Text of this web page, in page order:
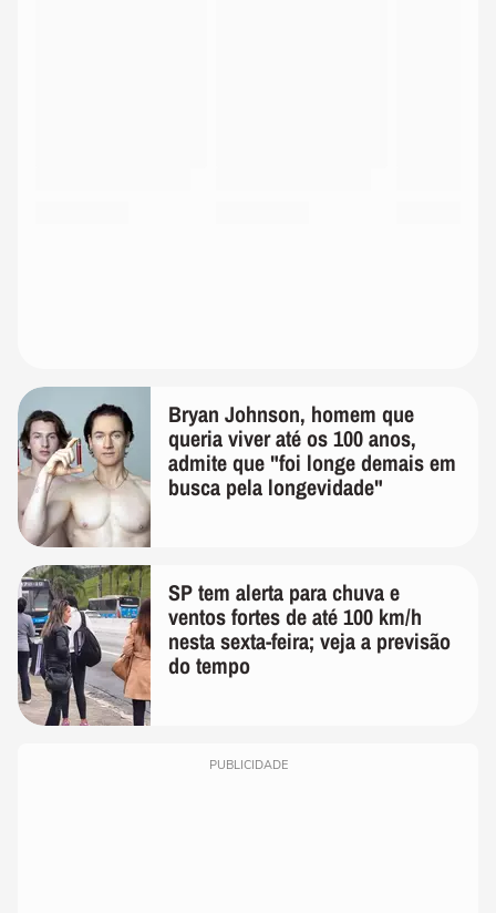
Bryan Johnson, homem que
queria viver até os 100 anos,
admite que "foi longe demais em
busca pela longevidade"
SP tem alerta para chuva e
ventos fortes de até 100 km/h
nesta sexta-feira; veja a previsão
do tempo
PUBLICIDADE